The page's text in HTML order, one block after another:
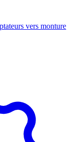
vers monture